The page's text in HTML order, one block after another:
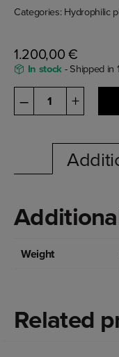
Categories:Hydrophilic
1.200,00€
In stock- Shipped in
–
Lenistat
quantity
+
Weight
Related